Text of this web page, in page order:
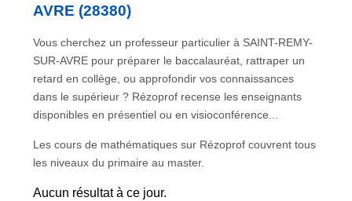
AVRE (28380)
Vous cherchez un professeur particulier à SAINT-REMY-
SUR-AVRE pour préparer le baccalauréat, rattraper un
retard en collège, ou approfondir vos connaissances
dans le supérieur ? Rézoprof recense les enseignants
disponibles en présentiel ou en visioconférence...
Les cours de mathématiques sur Rézoprof couvrent tous
les niveaux du primaire au master.
Aucun résultat à ce jour.